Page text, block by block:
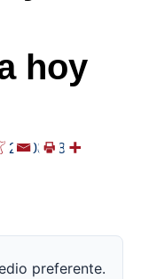
hoy
08-18
preferente.